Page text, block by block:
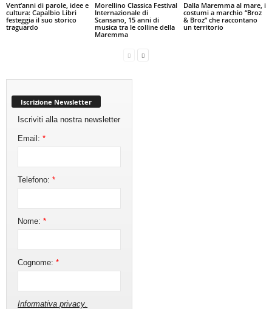
Vent’anni di parole, idee e
cultura: Capalbio Libri
festeggia il suo storico
traguardo
Morellino Classica Festival
Internazionale di
Scansano, 15 anni di
musica tra le colline della
Maremma
Dalla Maremma al mare, i
costumi a marchio “Broz
& Broz” che raccontano
un territorio
Iscrizione Newsletter
Iscriviti alla nostra newsletter
Email:*
Telefono:*
Nome:*
Cognome:*
Informativa privacy